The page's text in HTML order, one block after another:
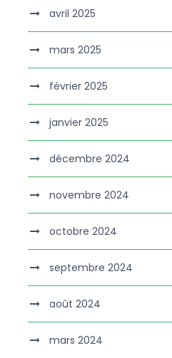
avril 2025
mars 2025
février 2025
janvier 2025
décembre 2024
novembre 2024
octobre 2024
septembre 2024
août 2024
mars 2024